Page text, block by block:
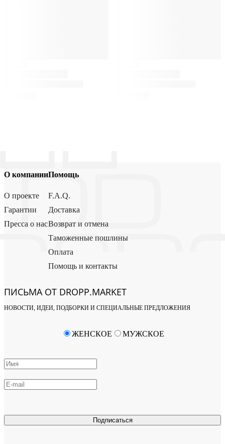
О компании
О проекте
Гарантии
Пресса о нас
Помощь
F.A.Q.
Доставка
Возврат и отмена
Таможенные пошлины
Оплата
Помощь и контакты
ПИСЬМА ОТ DROPP.MARKET
НОВОСТИ, ИДЕИ, ПОДБОРКИ И СПЕЦИАЛЬНЫЕ ПРЕДЛОЖЕНИЯ
Подписаться
ЖЕНСКОЕ МУЖСКОЕ